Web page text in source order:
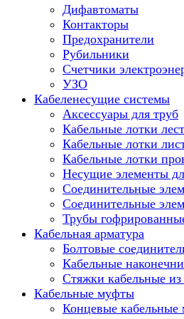
Дифавтоматы
Контакторы
Предохранители
Рубильники
Счетчики
УЗО
Кабеленесущие системы
Аксессуары для труб
Кабельные лотки
Кабельные лотки
Кабельные лотки
Несущие элементы
Соединительные
Соединительные
Трубы
Кабельная арматура
Болтовые
Кабельные
Стяжки кабельные
Кабельные муфты
Концевые